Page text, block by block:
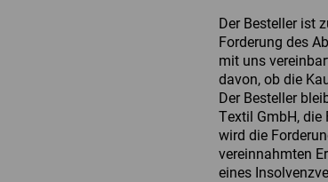
Der Besteller ist
Forderung des
mit uns
davon, ob die
Der Besteller
Textil GmbH, die
wird die
vereinnahmten
eines